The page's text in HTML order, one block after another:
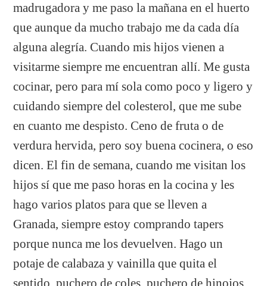
madrugadora y me paso la mañana en el huerto
que aunque da mucho trabajo me da cada día
alguna alegría. Cuando mis hijos vienen a
visitarme siempre me encuentran allí. Me gusta
cocinar, pero para mí sola como poco y ligero y
cuidando siempre del colesterol, que me sube
en cuanto me despisto. Ceno de fruta o de
verdura hervida, pero soy buena cocinera, o eso
dicen. El fin de semana, cuando me visitan los
hijos sí que me paso horas en la cocina y les
hago varios platos para que se lleven a
Granada, siempre estoy comprando tapers
porque nunca me los devuelven. Hago un
potaje de calabaza y vainilla que quita el
sentido, puchero de coles, puchero de hinojos,